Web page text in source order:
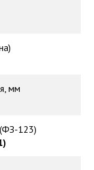
мм
123)